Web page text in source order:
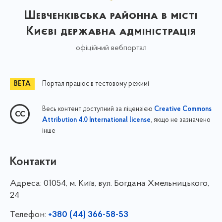
Шевченківська районна в місті
Києві державна адміністрація
офіційний вебпортал
Портал працює в тестовому режимі
Весь контент доступний за ліцензією Creative Commons
Attribution 4.0 International license, якщо не зазначено
інше
Контакти
Адреса: 01054, м. Київ, вул. Богдана Хмельницького,
24
Телефон: +380 (44) 366-58-53